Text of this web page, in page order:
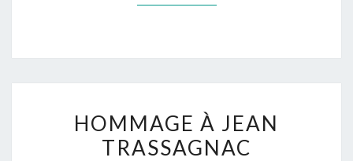
HOMMAGE À JEAN
TRASSAGNAC